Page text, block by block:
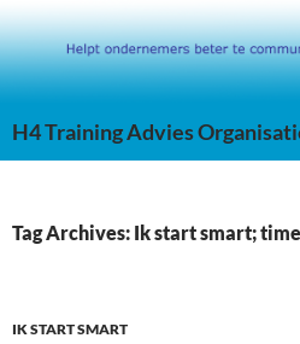
Skip
to
content
H4 Training Advies
Tag Archives: Ik start smart;
IK START SMART